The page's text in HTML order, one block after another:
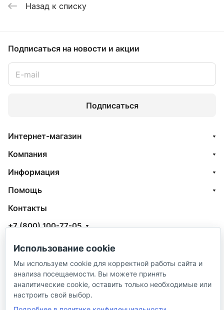
Назад к списку
Подписаться на новости и акции
Подписаться
Интернет-магазин
Компания
Информация
Помощь
Контакты
+7 (800) 100-77-05
info@aquatehnik.com
г. Краснодар (Центр),
ул. Чкалова, 167
Использование cookie
Мы используем cookie для корректной работы сайта и
анализа посещаемости. Вы можете принять
аналитические cookie, оставить только необходимые или
настроить свой выбор.